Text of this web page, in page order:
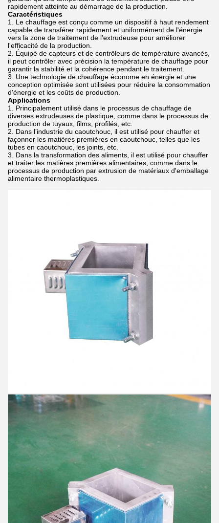
rapidement atteinte au démarrage de la production.
Caractéristiques
Le chauffage est conçu comme un dispositif à haut rendement
capable de transférer rapidement et uniformément de l'énergie
vers la zone de traitement de l'extrudeuse pour améliorer
l'efficacité de la production.
Équipé de capteurs et de contrôleurs de température avancés,
il peut contrôler avec précision la température de chauffage pour
garantir la stabilité et la cohérence pendant le traitement.
Une technologie de chauffage économe en énergie et une
conception optimisée sont utilisées pour réduire la consommation
d'énergie et les coûts de production.
Applications
Principalement utilisé dans le processus de chauffage de
diverses extrudeuses de plastique, comme dans le processus de
production de tuyaux, films, profilés, etc.
Dans l’industrie du caoutchouc, il est utilisé pour chauffer et
façonner les matières premières en caoutchouc, telles que les
tubes en caoutchouc, les joints, etc.
Dans la transformation des aliments, il est utilisé pour chauffer
et traiter les matières premières alimentaires, comme dans le
processus de production par extrusion de matériaux d'emballage
alimentaire thermoplastiques.